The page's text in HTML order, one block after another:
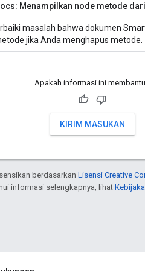
Menampilkan node metode
masalah bahwa dokumen
jika Anda menghapus metode.
Apakah informasi ini
KIRIM MASUKAN
berdasarkan Lisensi Creative
informasi selengkapnya, lihat